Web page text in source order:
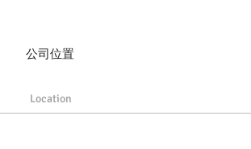
公司位置
Location